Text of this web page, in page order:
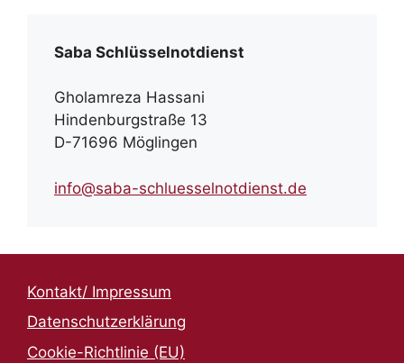
Saba Schlüsselnotdienst
Gholamreza Hassani
Hindenburgstraße 13
D-71696 Möglingen
info@saba-schluesselnotdienst.de
Kontakt/ Impressum
Datenschutzerklärung
Cookie-Richtlinie (EU)